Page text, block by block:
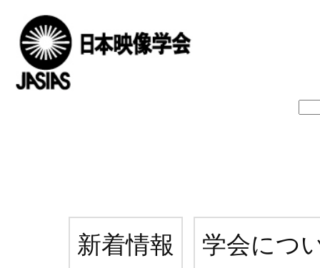
新着情報 学会につ